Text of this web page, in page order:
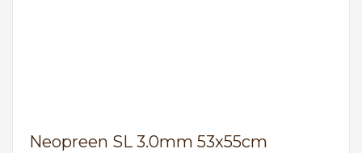
Neopreen SL 3.0mm 53x55cm